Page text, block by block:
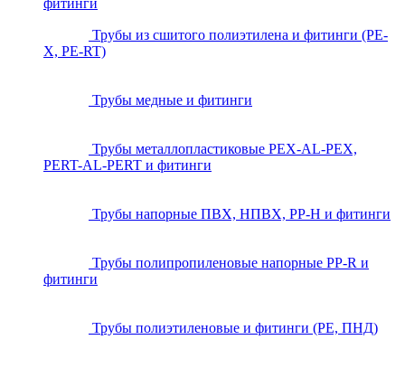
фитинги
Трубы из сшитого полиэтилена и фитинги (PE-
X, PE-RT)
Трубы медные и фитинги
Трубы металлопластиковые PEX-AL-PEX,
PERT-AL-PERT и фитинги
Трубы напорные ПВХ, НПВХ, PP-H и фитинги
Трубы полипропиленовые напорные PP-R и
фитинги
Трубы полиэтиленовые и фитинги (PE, ПНД)